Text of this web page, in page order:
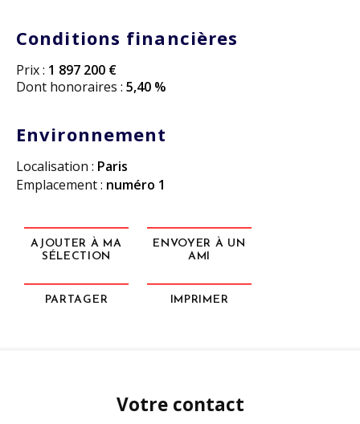
Conditions financières
Prix : 1 897 200 €
Dont honoraires : 5,40 %
Environnement
Localisation : Paris
Emplacement : numéro 1
AJOUTER À MA
SÉLECTION
ENVOYER À UN
AMI
PARTAGER IMPRIMER
Votre contact